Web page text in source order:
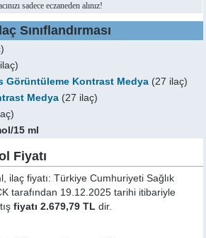
sadece eczaneden alınız!
Sınıflandırması
Görüntüleme Kontrast Medya (27 ilaç)
Medya (27 ilaç)
15 ml
Fiyatı
ilaç fiyatı: Türkiye Cumhuriyeti Sağlık
tarafından 19.12.2025 tarihi itibariyle
fiyatı 2.679,79 TL dir.